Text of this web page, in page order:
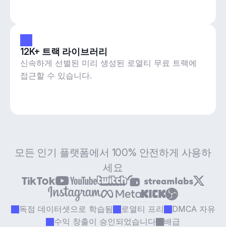
12K+ 트랙 라이브러리
신속하게 선별된 미리 생성된 로열티 무료 트랙에
접근할 수 있습니다.
모든 인기 플랫폼에서 100% 안전하게 사용하
세요
독점 데이터셋으로 학습됨 로열티 프리
DMCA 자유
수익 창출이 승인되었습니다
배급